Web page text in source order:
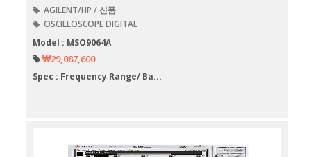
AGILENT/HP / 신품
OSCILLOSCOPE DIGITAL
Model : MSO9064A
₩29,087,600
Spec : Frequency Range/ Ba...